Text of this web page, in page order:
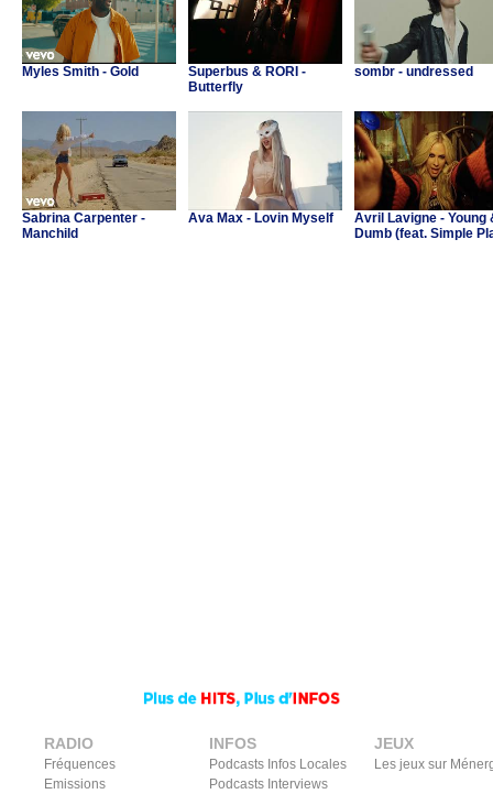
Myles Smith - Gold
Superbus & RORI -
Butterfly
sombr - undressed
Sabrina Carpenter -
Manchild
Ava Max - Lovin Myself
Avril Lavigne - Young
Dumb (feat. Simple
RADIO
Fréquences
Emissions
INFOS
Podcasts Infos Locales
Podcasts Interviews
JEUX
Les jeux sur